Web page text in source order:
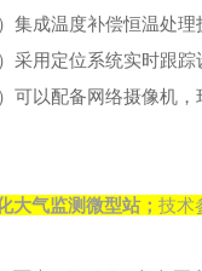
）集成温度补偿恒温处
）采用定位系统实时跟踪
）可以配备网络摄像机
大气监测微型站；技术